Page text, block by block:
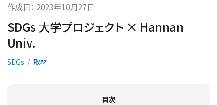
作成日： 2023年10月27日
SDGs 大学プロジェクト × Hannan
Univ.
SDGs 取材
目次